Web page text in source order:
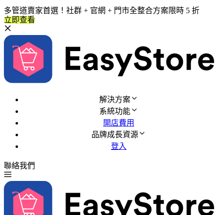
多管道賣家首選！社群 + 官網 + 門市全整合方案限時 5 折
立即查看
解決方案
系統功能
開店費用
品牌成長資源
登入
聯絡我們